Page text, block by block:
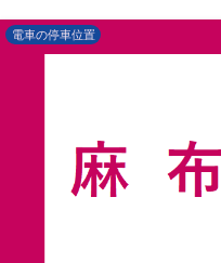
電車の停車位置